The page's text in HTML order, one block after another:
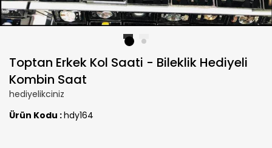
2
Toptan Erkek Kol Saati - Bileklik Hediyeli
Kombin Saat
hediyelikciniz
Ürün Kodu :hdy164